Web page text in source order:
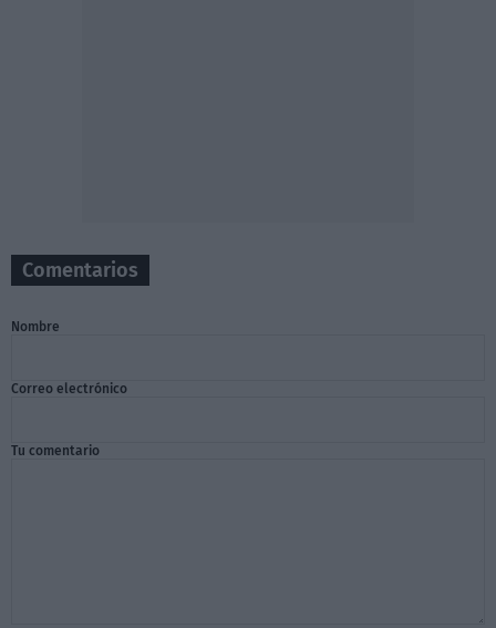
Comentarios
Nombre
Correo electrónico
Tu comentario